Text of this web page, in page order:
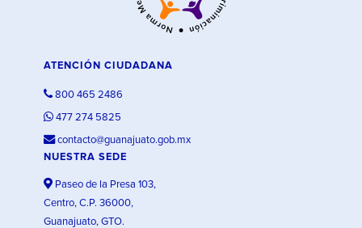
ATENCIÓN CIUDADANA
800 465 2486
477 274 5825
contacto@guanajuato.gob.mx
NUESTRA SEDE
Paseo de la Presa 103,
Centro, C.P. 36000,
Guanajuato, GTO.